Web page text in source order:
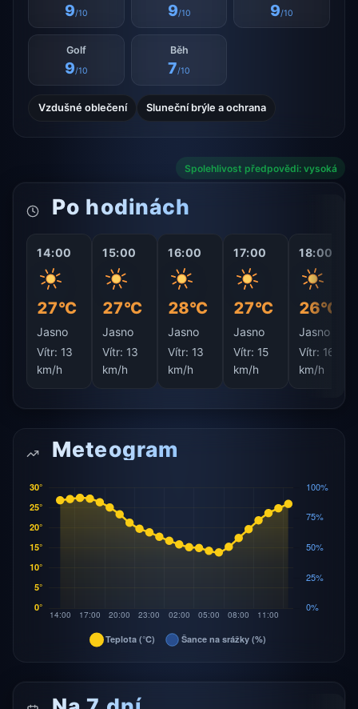
9/10 9/10 9/10
Golf
9/10
Běh
7/10
Vzdušné oblečení Sluneční brýle a ochrana
Spolehlivost předpovědi: vysoká
Po hodinách
14:00
27°C
Jasno
Vítr: 13
km/h
15:00
27°C
Jasno
Vítr: 13
km/h
16:00
28°C
Jasno
Vítr: 13
km/h
17:00
27°C
Jasno
Vítr: 15
km/h
18:00
26°C
Jasno
Vítr: 16
km/h
Meteogram